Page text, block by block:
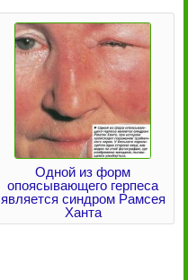
Одной из форм
опоясывающего герпеса
является синдром Рамсея
Ханта